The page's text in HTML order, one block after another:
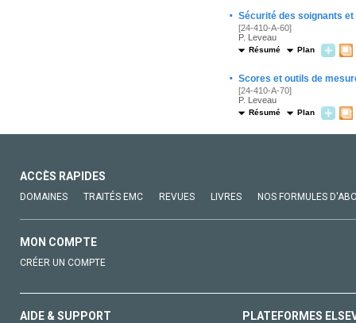
· Sécurité des soignants
[24-410-A-60]
P. Leveau
Résumé Plan
· Scores et outils de
[24-410-A-70]
P. Leveau
Résumé Plan
ACCÈS RAPIDES
DOMAINES TRAITÉS EMC REVUES LIVRES NOS FORMULES
MON COMPTE
CRÉER UN COMPTE
AIDE & SUPPORT PLATEFORMES